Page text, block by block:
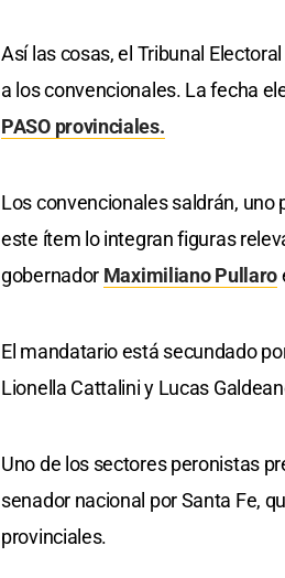
Así las cosas, el Tribunal
a los convencionales. La fecha
PASO provinciales.
Los convencionales saldrán, uno
este ítem lo integran figuras
gobernador Maximiliano Pullaro
El mandatario está secundado
Lionella Cattalini y Lucas
Uno de los sectores peronistas
senador nacional por Santa Fe,
provinciales.